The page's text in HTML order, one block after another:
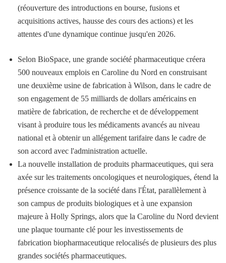
(réouverture des introductions en bourse, fusions et
acquisitions actives, hausse des cours des actions) et les
attentes d'une dynamique continue jusqu'en 2026.
Selon BioSpace, une grande société pharmaceutique créera
500 nouveaux emplois en Caroline du Nord en construisant
une deuxième usine de fabrication à Wilson, dans le cadre de
son engagement de 55 milliards de dollars américains en
matière de fabrication, de recherche et de développement
visant à produire tous les médicaments avancés au niveau
national et à obtenir un allégement tarifaire dans le cadre de
son accord avec l'administration actuelle.
La nouvelle installation de produits pharmaceutiques, qui sera
axée sur les traitements oncologiques et neurologiques, étend la
présence croissante de la société dans l'État, parallèlement à
son campus de produits biologiques et à une expansion
majeure à Holly Springs, alors que la Caroline du Nord devient
une plaque tournante clé pour les investissements de
fabrication biopharmaceutique relocalisés de plusieurs des plus
grandes sociétés pharmaceutiques.